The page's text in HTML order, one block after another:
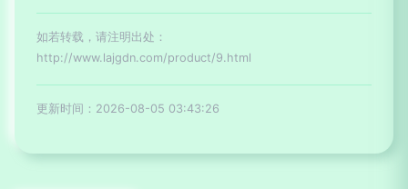
如若转载，请注明出处：
http://www.lajgdn.com/product/9.html
更新时间：2026-08-05 03:43:26